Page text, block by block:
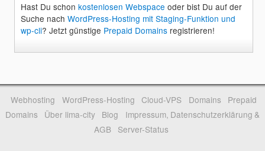
Hast Du schonkostenlosen Webspace oder bist Du auf der
Suche nachWordPress-Hosting mit Staging-Funktion und
wp-cli? Jetzt günstige Prepaid Domains registrieren!
Webhosting WordPress-Hosting Cloud-VPS Domains
Prepaid
Domains
Über lima-city Blog
Impressum, Datenschutzerklärung &
AGB
Server-Status